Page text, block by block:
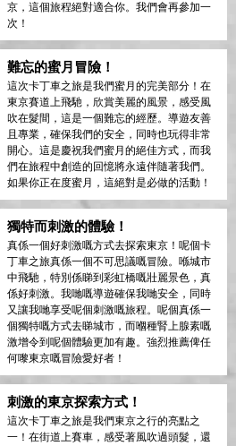
京，這個旅程絕對適合你。我們會再參加一
次！
難忘的蜜月冒險！
這次卡丁車之旅是我們蜜月的完美部分！在
東京賽道上飛馳，欣賞美麗的風景，感受風
吹在髮間，這是一個難忘的經歷。導遊友善
且專業，確保我們的安全，同時也玩得非常
開心。這是慶祝我們蜜月的絕佳方式，而我
們在旅程中創造的回憶將永遠伴隨著我們。
如果你正在度蜜月，這絕對是必做的活動！
獨特而刺激的體驗！
真係一個好刺激嘅方式去探索東京！呢個卡
丁車之旅真係一個不可思議嘅冒險。喺城市
中飛馳，特別係睇到彩虹橋嘅壯麗景色，真
係好刺激。我哋嘅導遊確保我哋安全，同時
又讓我哋享受呢個刺激嘅旅程。呢個真係一
個獨特嘅方式去睇城市，而嗰種腎上腺素嘅
激增令到呢個體驗更加有趣。強烈推薦俾任
何嚟東京嘅冒險愛好者！
刺激的東京探索方式！
這次卡丁車之旅是我們東京之行的亮點之
一！在街道上賽車，感受著風吹過頭髮，還